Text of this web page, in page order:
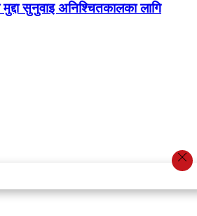
सुनुवाइ अनिश्चितकालका लागि